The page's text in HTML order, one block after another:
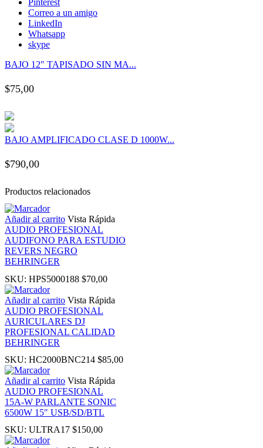
panel
panel
panel
panel
panel
panel
Pinterest
Correo a un amigo
LinkedIn
Whatsapp
skype
BAJO 12″ TAPISADO SIN MA...
$75,00
BAJO AMPLIFICADO CLASE D 1000W...
$790,00
Productos relacionados
Añadir al carrito Vista Rápida
AUDIO PROFESIONAL
AUDIFONO PARA ESTUDIO
REVERS NEGRO
BEHRINGER
SKU: HPS5000188 $70,00
Añadir al carrito Vista Rápida
AUDIO PROFESIONAL
AURICULARES DJ
PROFESIONAL CALIDAD
BEHRINGER
SKU: HC2000BNC214 $85,00
Añadir al carrito Vista Rápida
AUDIO PROFESIONAL
15A-W PARLANTE SONIC
6500W 15″ USB/SD/BTL
SKU: ULTRA17 $150,00